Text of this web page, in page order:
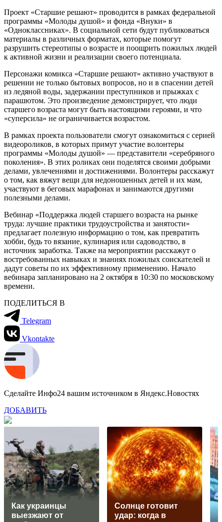
Проект «Старшие решают» проводится в рамках федеральной
программы «Молоды душой» и фонда «Внуки» в
«Одноклассниках». В социальной сети будут публиковаться
материалы в различных форматах, которые помогут
разрушить стереотипы о возрасте и поощрить пожилых людей
к активной жизни и реализации своего потенциала.
Персонажи комикса «Старшие решают» активно участвуют в
решении не только бытовых вопросов, но и в спасении детей
из ледяной воды, задержании преступников и прыжках с
парашютом. Это произведение демонстрирует, что люди
старшего возраста могут быть настоящими героями, и что
«суперсила» не ограничивается возрастом.
В рамках проекта пользователи смогут ознакомиться с серией
видеороликов, в которых примут участие волонтеры
программы «Молоды душой» — представители «серебряного
поколения». В этих роликах они поделятся своими добрыми
делами, увлечениями и достижениями. Волонтеры расскажут
о том, как вяжут вещи для недоношенных детей и их мам,
участвуют в беговых марафонах и занимаются другими
полезными делами.
Вебинар «Поддержка людей старшего возраста на рынке
труда: лучшие практики трудоустройства и занятости»
предлагает полезную информацию о том, как превратить
хобби, будь то вязание, кулинария или садоводство, в
источник заработка. Также на мероприятии расскажут о
востребованных навыках и знаниях пожилых соискателей и
дадут советы по их эффективному применению. Начало
вебинара запланировано на 2 октября в 10:30 по московскому
времени.
ПОДЕЛИТЬСЯ В
Telegram
Vkontakte
Сделайте Инфо24 вашим источником в Яндекс.Новостях
ДОБАВИТЬ
Как украинцы
выезжают от
Солнце готовит
удар: когда в